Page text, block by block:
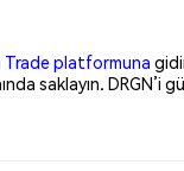
Trade platformuna
saklayın. DRGN’i